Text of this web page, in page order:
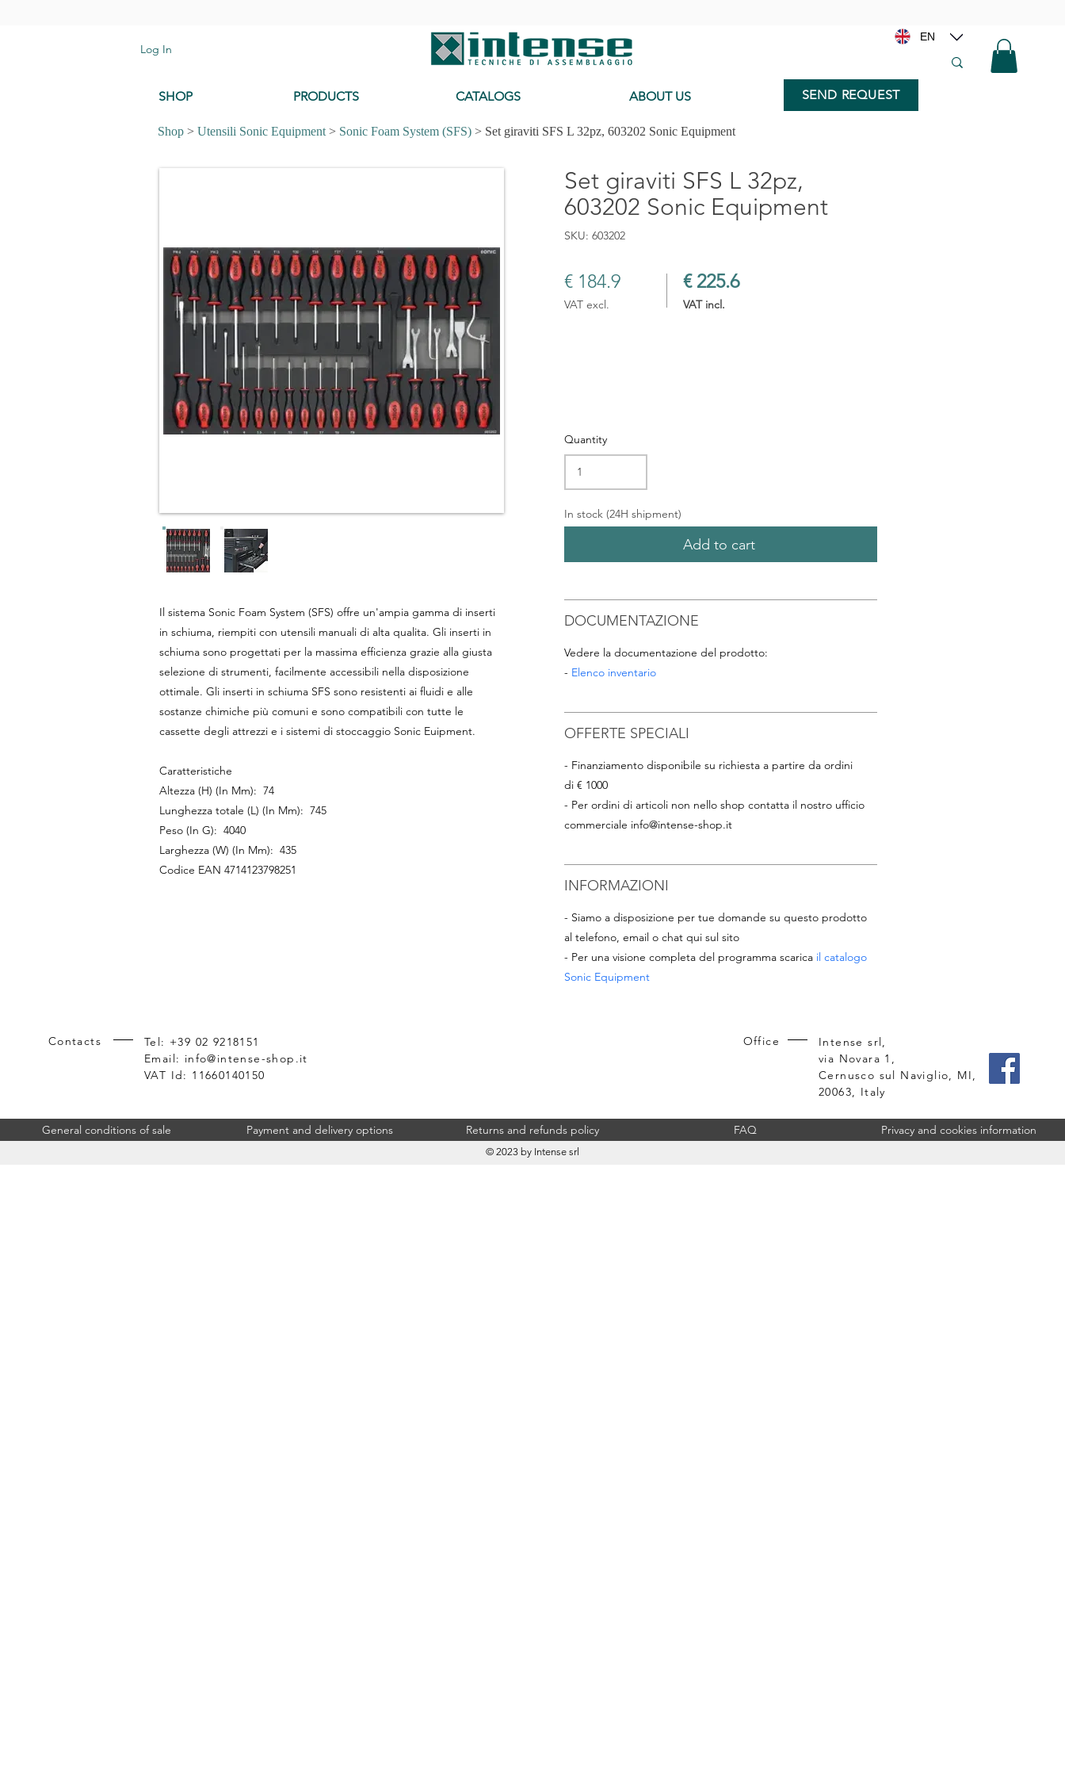
Log In
EN
SHOP PRODUCTS CATALOGS ABOUT US SEND REQUEST
Shop > Utensili Sonic Equipment > Sonic Foam System (SFS) > Set giraviti SFS L 32pz, 603202 Sonic Equipment
Il sistema Sonic Foam System (SFS) offre un'ampia gamma di inserti
in schiuma, riempiti con utensili manuali di alta qualita. Gli inserti in
schiuma sono progettati per la massima efficienza grazie alla giusta
selezione di strumenti, facilmente accessibili nella disposizione
ottimale. Gli inserti in schiuma SFS sono resistenti ai fluidi e alle
sostanze chimiche più comuni e sono compatibili con tutte le
cassette degli attrezzi e i sistemi di stoccaggio Sonic Euipment.
Caratteristiche
Altezza (H) (In Mm): 74
Lunghezza totale (L) (In Mm): 745
Peso (In G): 4040
Larghezza (W) (In Mm): 435
Codice EAN 4714123798251
Set giraviti SFS L 32pz,
603202 Sonic Equipment
SKU: 603202
€ 184.9 € 225.6
VAT excl. VAT incl.
Quantity
In stock (24H shipment)
Add to cart
DOCUMENTAZIONE
Vedere la documentazione del prodotto:
- Elenco inventario
OFFERTE SPECIALI
- Finanziamento disponibile su richiesta a partire da ordini
di € 1000
- Per ordini di articoli non nello shop contatta il nostro ufficio
commerciale info@intense-shop.it
INFORMAZIONI
- Siamo a disposizione per tue domande su questo prodotto
al telefono, email o chat qui sul sito
- Per una visione completa del programma scarica il catalogo
Sonic Equipment
Contacts
Tel: +39 02 9218151
Email: info@intense-shop.it
VAT Id: 11660140150
Office
Intense srl,
via Novara 1,
Cernusco sul Naviglio, MI,
20063, Italy
General conditions of sale Payment and delivery options Returns and refunds policy FAQ Privacy and cookies information
© 2023 by Intense srl